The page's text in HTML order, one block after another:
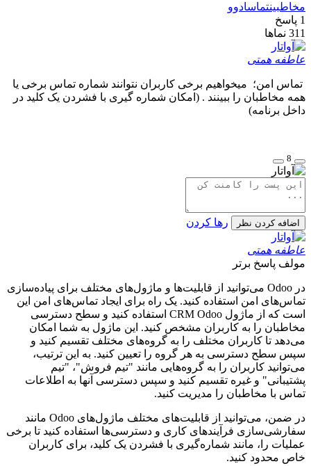
مخاطبینتماسادوو
1 پاسخ
311 نماها
عاطفه همتی
تماس امن؛ میخواهیم برخی کاربران نتوانند شماره تماس برخی یا
همه مخاطبان را ببینند . (امکان شماره گیری با فشردن یک کلید در
داخل برنامه)
8
اضافه کردن نظر رها کردن
عاطفه همتی
مولف پاسخ برتر
در Odoo می‌توانید از قابلیت‌ها و ماژول‌های مختلف برای پیاده‌سازی
تماس‌های امن استفاده کنید. یک راه برای ایجاد تماس‌های امن این
است که از ماژول CRM Odoo استفاده کنید و سطح دسترسی
مخاطبان را به کاربران مشخص کنید. این ماژول به شما امکان
می‌دهد تا کاربران مختلف را به گروه‌های مختلف تقسیم کنید و
سپس سطح دسترسی به هر گروه را تعیین کنید. به این ترتیب،
می‌توانید کاربران را به گروه‌هایی مانند "تیم فروش"، "تیم
پشتیبانی" و غیره تقسیم کنید و سپس دسترسی آنها به اطلاعات
تماس با مخاطبان را مدیریت کنید.
در ضمن، می‌توانید از قابلیت‌های مختلف ماژول‌های Odoo مانند
سفارشی‌سازی فرآیندهای کاری و دسترسی‌ها استفاده کنید تا برخی
عملیات را، مانند شماره‌گیری با فشردن یک کلید، برای کاربران
خاص محدود کنید.